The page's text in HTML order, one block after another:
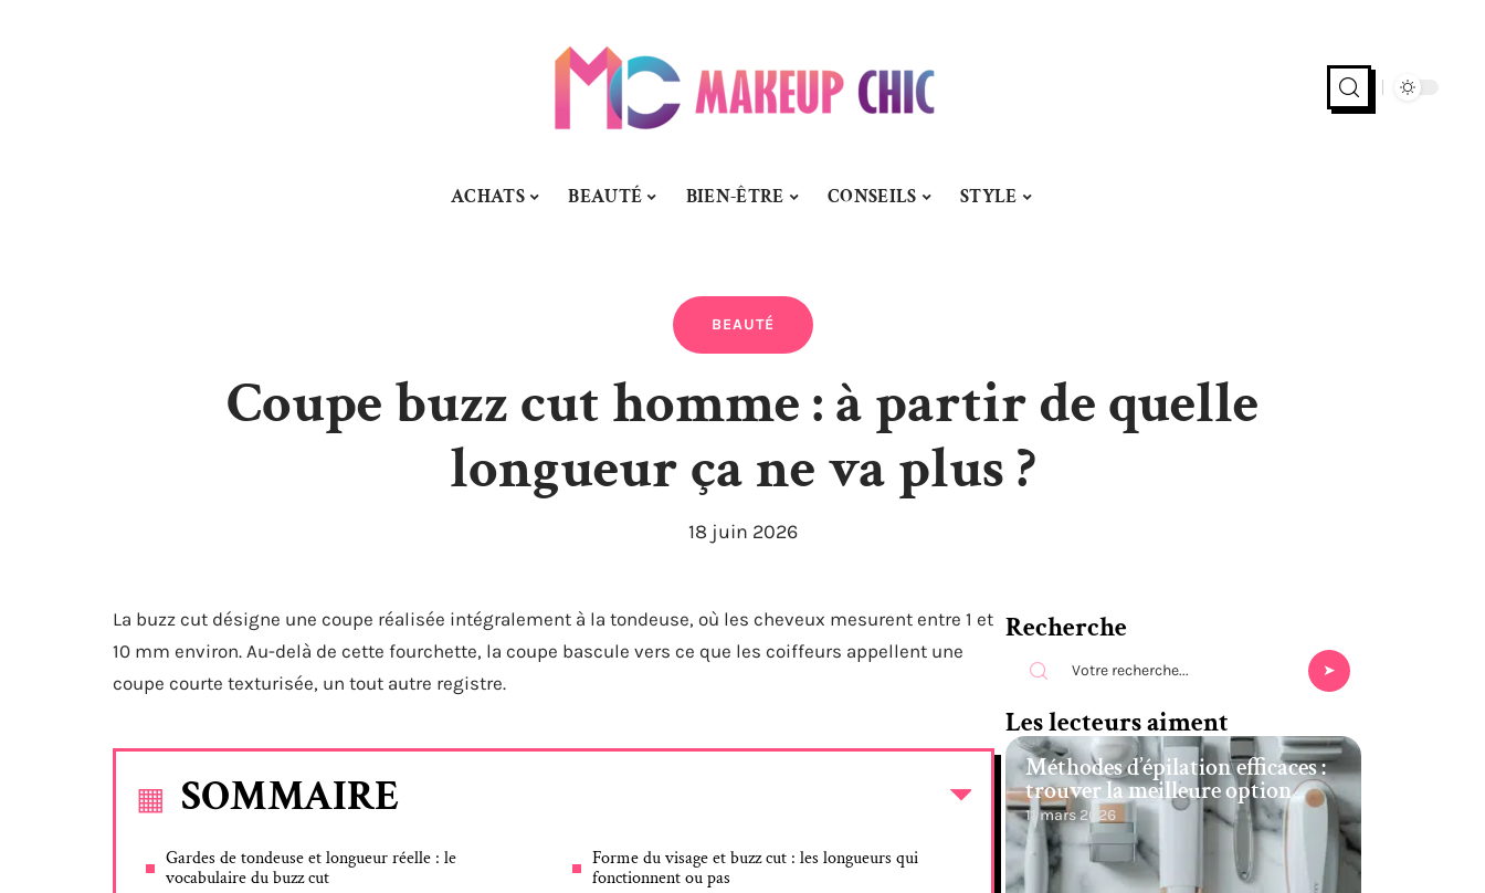
ACHATS BEAUTÉ BIEN-ÊTRE CONSEILS STYLE
BEAUTÉ
Coupe buzz cut homme : à partir de quelle
longueur ça ne va plus ?
18 juin 2026
La buzz cut désigne une coupe réalisée intégralement à la tondeuse, où les cheveux mesurent entre 1 et
10 mm environ. Au-delà de cette fourchette, la coupe bascule vers ce que les coiffeurs appellent une
coupe courte texturisée, un tout autre registre.
SOMMAIRE
Gardes de tondeuse et longueur réelle : le
vocabulaire du buzz cut
Forme du visage et buzz cut : les longueurs qui
fonctionnent ou pas
Recherche
Les lecteurs aiment
Méthodes d’épilation efficaces :
trouver la meilleure option
11 mars 2026